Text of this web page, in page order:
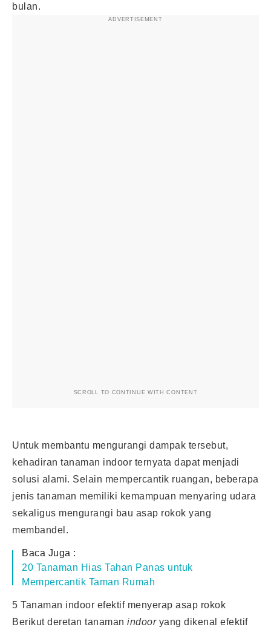
bulan.
ADVERTISEMENT
SCROLL TO CONTINUE WITH CONTENT
Untuk membantu mengurangi dampak tersebut,
kehadiran tanaman indoor ternyata dapat menjadi
solusi alami. Selain mempercantik ruangan, beberapa
jenis tanaman memiliki kemampuan menyaring udara
sekaligus mengurangi bau asap rokok yang
membandel.
Baca Juga :
20 Tanaman Hias Tahan Panas untuk
Mempercantik Taman Rumah
5 Tanaman indoor efektif menyerap asap rokok
Berikut deretan tanaman indooryang dikenal efektif